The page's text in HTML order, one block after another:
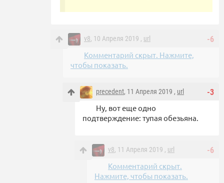
-6
v8, 10 Апреля 2019 , url
Комментарий скрыт. Нажмите,
чтобы показать.
-3
precedent, 11 Апреля 2019 , url
Ну, вот еще одно
подтверждение: тупая обезьяна.
-6
v8, 11 Апреля 2019 , url
Комментарий скрыт.
Нажмите, чтобы показать.